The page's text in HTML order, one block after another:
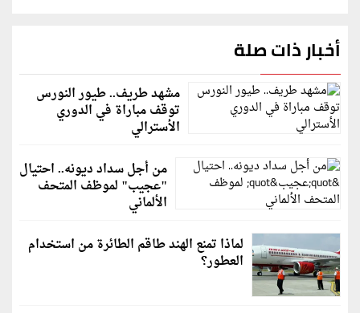
أخبار ذات صلة
مشهد طريف.. طيور النورس
توقف مباراة في الدوري
الأسترالي
من أجل سداد ديونه.. احتيال
"عجيب" لموظف المتحف
الألماني
لماذا تمنع الهند طاقم الطائرة من استخدام
العطور؟